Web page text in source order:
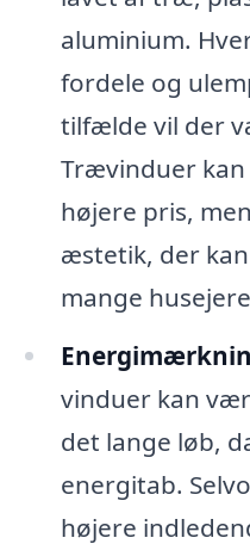
aluminium.
fordele og
tilfælde vil der
Trævinduer kan
højere pris,
æstetik, der
mange
vinduer kan
det lange løb,
energitab.
højere